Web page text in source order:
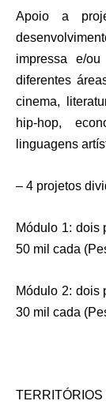
Apoio a
impressa e/
diferentes
cinema,
hip-hop,
linguagens
– 4 projetos
Módulo 1: dois
50 mil cada
Módulo 2: dois
30 mil cada